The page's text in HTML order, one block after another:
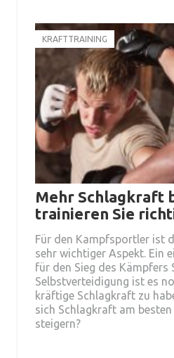
KRAFTTRAINING
Mehr Schlagkraft
trainieren Sie
Für den Kampfsportler ist
sehr wichtiger Aspekt. Ein
für den Sieg des Kämpfers
Selbstverteidigung ist es
kräftige Schlagkraft zu
sich Schlagkraft am
steigern?